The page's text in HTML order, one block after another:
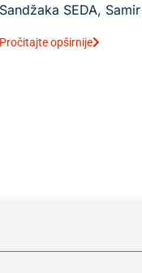
SEDA,
opširnije